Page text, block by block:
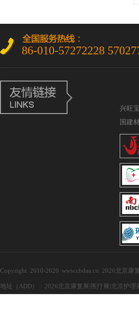
86-010-57272228
兴旺
国建
Copyright 2010-2026 www.cbdaa.cn 2026北京
地址（ADD）：2026北京康复展|医疗展|北京护